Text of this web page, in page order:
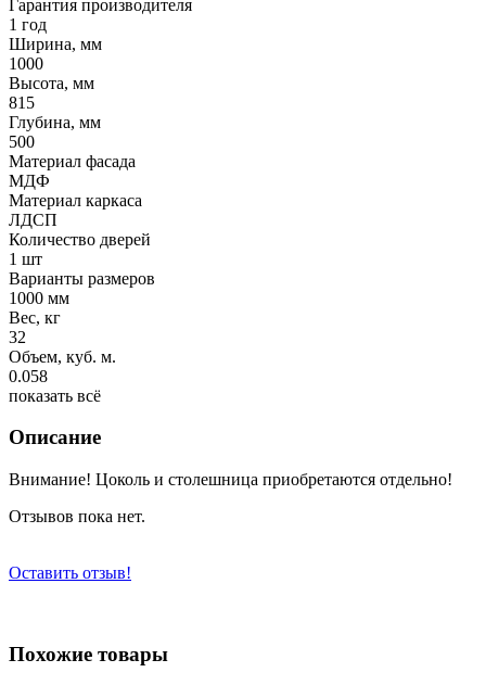
Гарантия производителя
1 год
Ширина, мм
1000
Высота, мм
815
Глубина, мм
500
Материал фасада
МДФ
Материал каркаса
ЛДСП
Количество дверей
1 шт
Варианты размеров
1000 мм
Вес, кг
32
Объем, куб. м.
0.058
показать всё
Описание
Внимание! Цоколь и столешница приобретаются отдельно!
Отзывов пока нет.
Оставить отзыв!
Похожие товары